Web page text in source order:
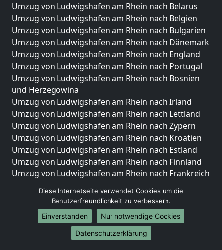
Umzug von Ludwigshafen am Rhein nach Belarus
Umzug von Ludwigshafen am Rhein nach Belgien
Umzug von Ludwigshafen am Rhein nach Bulgarien
Umzug von Ludwigshafen am Rhein nach Dänemark
Umzug von Ludwigshafen am Rhein nach England
Umzug von Ludwigshafen am Rhein nach Portugal
Umzug von Ludwigshafen am Rhein nach Bosnien
und Herzegowina
Umzug von Ludwigshafen am Rhein nach Irland
Umzug von Ludwigshafen am Rhein nach Lettland
Umzug von Ludwigshafen am Rhein nach Zypern
Umzug von Ludwigshafen am Rhein nach Kroatien
Umzug von Ludwigshafen am Rhein nach Estland
Umzug von Ludwigshafen am Rhein nach Finnland
Umzug von Ludwigshafen am Rhein nach Frankreich
Griechenland
Umzug von Ludwigshafen am Rhein nach Italien
Umzug von Ludwigshafen am Rhein nach
Diese Internetseite verwendet Cookies um die
Benutzerfreundlichkeit zu verbessern.
Einverstanden
Nur notwendige Cookies
Datenschutzerklärung